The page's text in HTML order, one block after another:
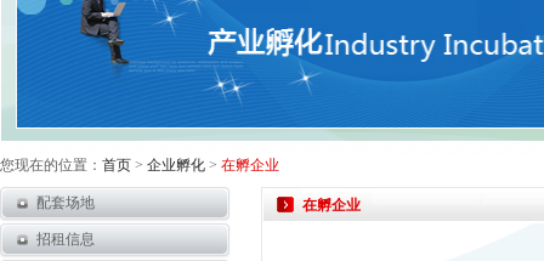
您现在的位置： 首页 > 企业孵化 > 在孵企业
在孵企业
配套场地
招租信息